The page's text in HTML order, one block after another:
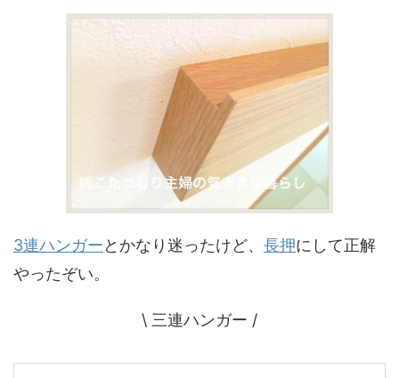
3連ハンガーとかなり迷ったけど、 長押にして正解
やったぞい。
\ 三連ハンガー /